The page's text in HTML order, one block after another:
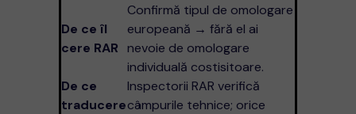
De ce îl
cere RAR
Confirmă tipul de omologare
europeană → fără el ai
nevoie de omologare
individuală costisitoare.
De ce
traducere
Inspectorii RAR verifică
câmpurile tehnice; orice